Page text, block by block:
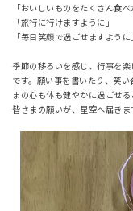
「おいしいものをたくさん食べ
「旅行に行けますように」
「毎日笑顔で過ごせますように」
季節の移ろいを感じ、行事を
です。願い事を書いたり、笑
まの心も体も健やかに過ごせる
皆さまの願いが、星空へ届きま